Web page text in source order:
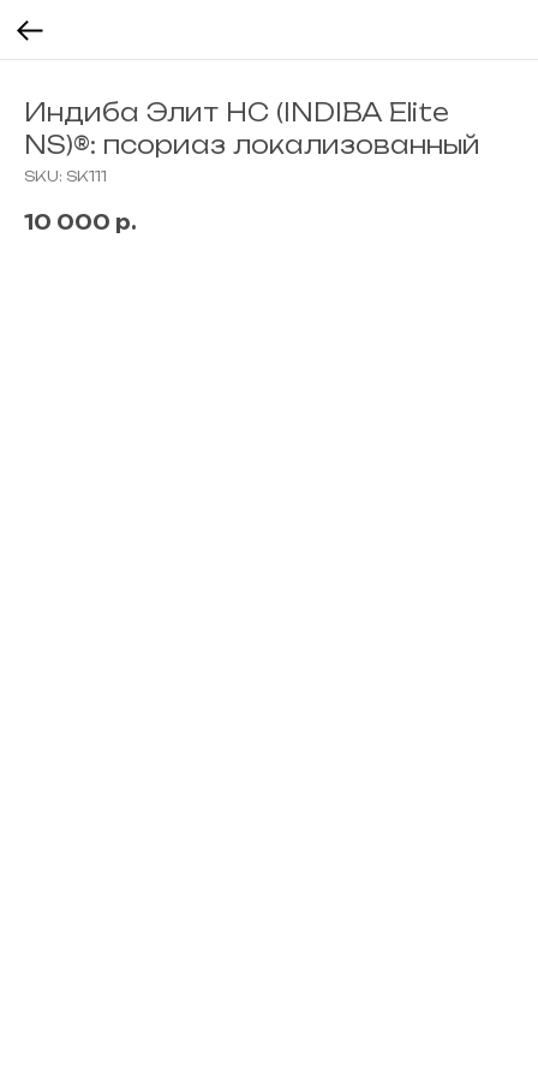
Индиба Элит НС (INDIBA Elite
NS)®: псориаз локализованный
SKU: SK111
10 000 р.